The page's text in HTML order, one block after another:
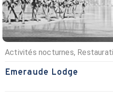
Emeraude Lodge